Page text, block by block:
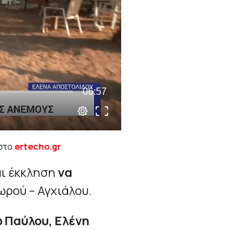
ertecho.gr
έκκλησηνα
– Αγχιάλου.
Ελένη